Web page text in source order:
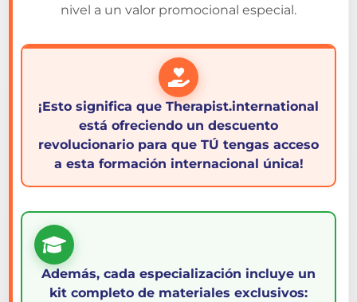
nivel a un valor promocional especial.
¡Esto significa que Therapist.international
está ofreciendo un descuento
revolucionario para que TÚ tengas acceso
a esta formación internacional única!
Además, cada especialización incluye un
kit completo de materiales exclusivos: